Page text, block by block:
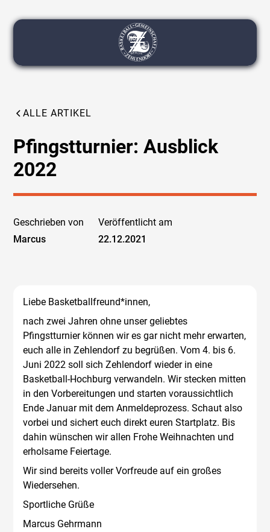
ALLE ARTIKEL
Pfingstturnier: Ausblick
2022
Geschrieben von
Marcus
Veröffentlicht am
22.12.2021
Liebe Basketballfreund*innen,
nach zwei Jahren ohne unser geliebtes
Pfingstturnier können wir es gar nicht mehr erwarten,
euch alle in Zehlendorf zu begrüßen. Vom 4. bis 6.
Juni 2022 soll sich Zehlendorf wieder in eine
Basketball-Hochburg verwandeln. Wir stecken mitten
in den Vorbereitungen und starten voraussichtlich
Ende Januar mit dem Anmeldeprozess. Schaut also
vorbei und sichert euch direkt euren Startplatz. Bis
dahin wünschen wir allen Frohe Weihnachten und
erholsame Feiertage.
Wir sind bereits voller Vorfreude auf ein großes
Wiedersehen.
Sportliche Grüße
Marcus Gehrmann